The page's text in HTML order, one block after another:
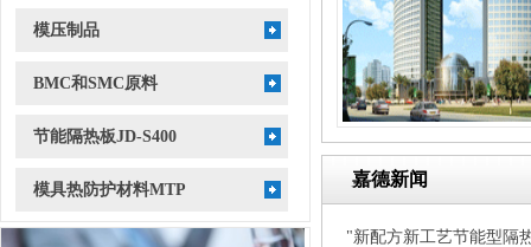
模压制品
BMC和SMC原料
节能隔热板JD-S400
模具热防护材料MTP
嘉德新闻
"新配方新工艺节能型隔